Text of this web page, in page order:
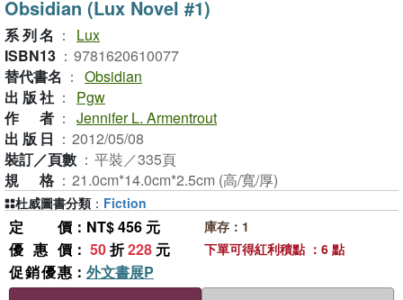
Obsidian (Lux Novel #1)
系列名 ：
Lux
ISBN13 ： 9781620610077
替代書名 ： Obsidian
出版社 ：
Pgw
作者 ： Jennifer L. Armentrout
出版日 ： 2012/05/08
裝訂／頁數 ： 平裝／335頁
規格 ： 21.0cm*14.0cm*2.5cm (高/寬/厚)
定價 ：NT$ 456 元
優惠價 ： 50折228 元
促銷優惠 ： 外文書展P
庫存：1
下單可得紅利積點 ：6 點
杜威圖書分類 ： Fiction